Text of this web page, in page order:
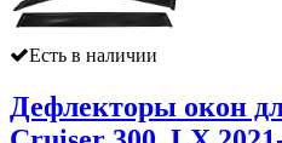
Есть в наличии
Дефлекторы окон